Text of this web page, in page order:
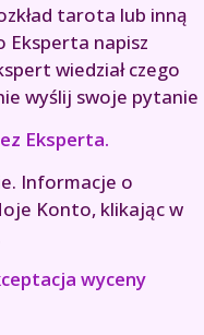
tarota lub inną
Eksperta napisz
wiedział czego
wyślij swoje pytanie
Eksperta.
Informacje o
Konto, klikając w
wyceny